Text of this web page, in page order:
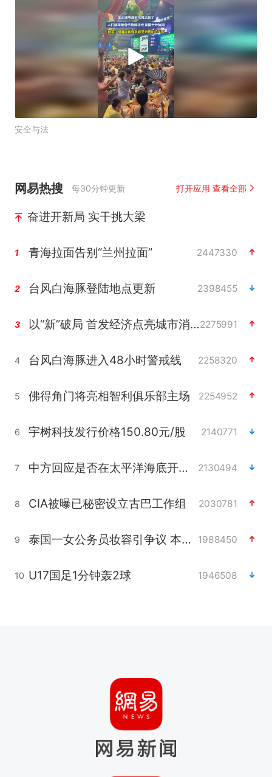
安全与法
网易热搜 每30分钟更新 打开应用 查看全部
奋进开新局 实干挑大梁
1 青海拉面告别“兰州拉面” 2447330
2 台风白海豚登陆地点更新 2398455
3 以“新”破局 首发经济点亮城市消费活力2275991
4 台风白海豚进入48小时警戒线 2258320
5 佛得角门将亮相智利俱乐部主场 2254952
6 宇树科技发行价格150.80元/股 2140771
7 中方回应是否在太平洋海底开采稀土 2130494
8 CIA被曝已秘密设立古巴工作组 2030781
9 泰国一女公务员妆容引争议 本人回应 1988450
10 U17国足1分钟轰2球 1946508